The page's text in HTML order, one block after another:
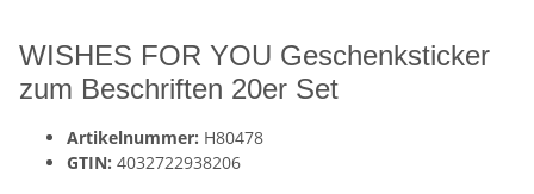
WISHES FOR YOU Geschenksticker
zum Beschriften 20er Set
Artikelnummer: H80478
GTIN: 4032722938206